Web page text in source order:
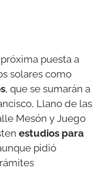
puesta a
solares como
, que se sumarán a
Llano de las
Mesón y Juego
estudios para
pidió